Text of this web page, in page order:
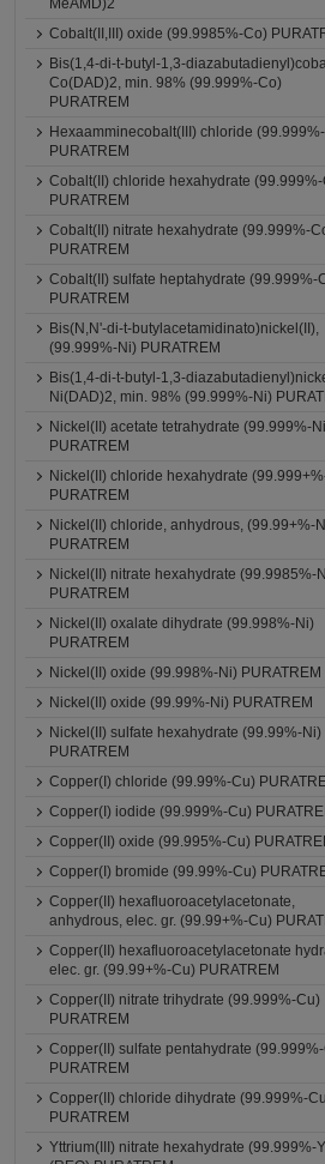
MeAMD)2
Cobalt(II,III) oxide (99.9985%-Co)
Bis(1,4-di-t-butyl-1,3-
Co(DAD)2, min. 98% (99.999%-Co)
PURATREM
Hexaamminecobalt(III) chloride
PURATREM
Cobalt(II) chloride hexahydrate
PURATREM
Cobalt(II) nitrate hexahydrate (99.999%-
PURATREM
Cobalt(II) sulfate heptahydrate (99.999%-
PURATREM
Bis(N,N'-di-t-butylacetamidinato)nickel(II),
(99.999%-Ni) PURATREM
Bis(1,4-di-t-butyl-1,3-
Ni(DAD)2, min. 98% (99.999%-Ni)
Nickel(II) acetate tetrahydrate (99.999%-
PURATREM
Nickel(II) chloride hexahydrate
PURATREM
Nickel(II) chloride, anhydrous, (99.99+%-
PURATREM
Nickel(II) nitrate hexahydrate (99.9985%-
PURATREM
Nickel(II) oxalate dihydrate (99.998%-Ni)
PURATREM
Nickel(II) oxide (99.998%-Ni) PURATREM
Nickel(II) oxide (99.99%-Ni) PURATREM
Nickel(II) sulfate hexahydrate (99.99%-Ni)
PURATREM
Copper(I) chloride (99.99%-Cu)
Copper(I) iodide (99.999%-Cu)
Copper(II) oxide (99.995%-Cu)
Copper(I) bromide (99.99%-Cu)
Copper(II) hexafluoroacetylacetonate,
anhydrous, elec. gr. (99.99+%-Cu)
Copper(II) hexafluoroacetylacetonate
elec. gr. (99.99+%-Cu) PURATREM
Copper(II) nitrate trihydrate (99.999%-Cu)
PURATREM
Copper(II) sulfate pentahydrate
PURATREM
Copper(II) chloride dihydrate (99.999%-
PURATREM
Yttrium(III) nitrate hexahydrate (99.999%-